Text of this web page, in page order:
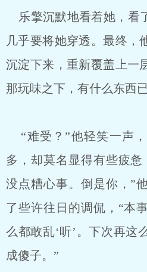
乐擎沉默地看着她，看
几乎要将她穿透。最终，
沉淀下来，重新覆盖上一
那玩味之下，有什么东西
“难受？”他轻笑一声
多，却莫名显得有些疲惫
没点糟心事。倒是你，”
了些许往日的调侃，“本
么都敢乱‘听’。下次再这
成傻子。”